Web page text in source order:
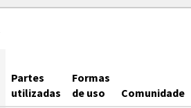
Partes
utilizadas
Formas
de uso
Comunidade